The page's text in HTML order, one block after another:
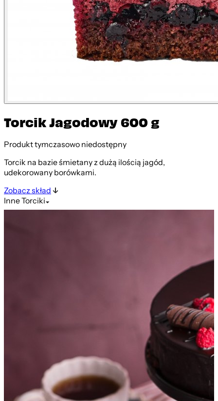
Torcik Jagodowy 600 g
Produkt tymczasowo niedostępny
Torcik na bazie śmietany z dużą ilością jagód,
udekorowany borówkami.
Zobacz skład
InneTorciki